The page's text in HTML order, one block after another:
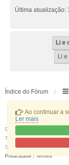
Ao continuar a
Ler mais
Última atualização:
Índice do Fórum
Desenvolvido por
®
Traduzido por:phpBB
Stylewe_universalcreated
Privacidade|Termos